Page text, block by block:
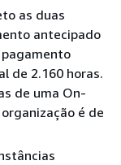
as duas
antecipado
de 2.160 horas.
de uma On-
é de